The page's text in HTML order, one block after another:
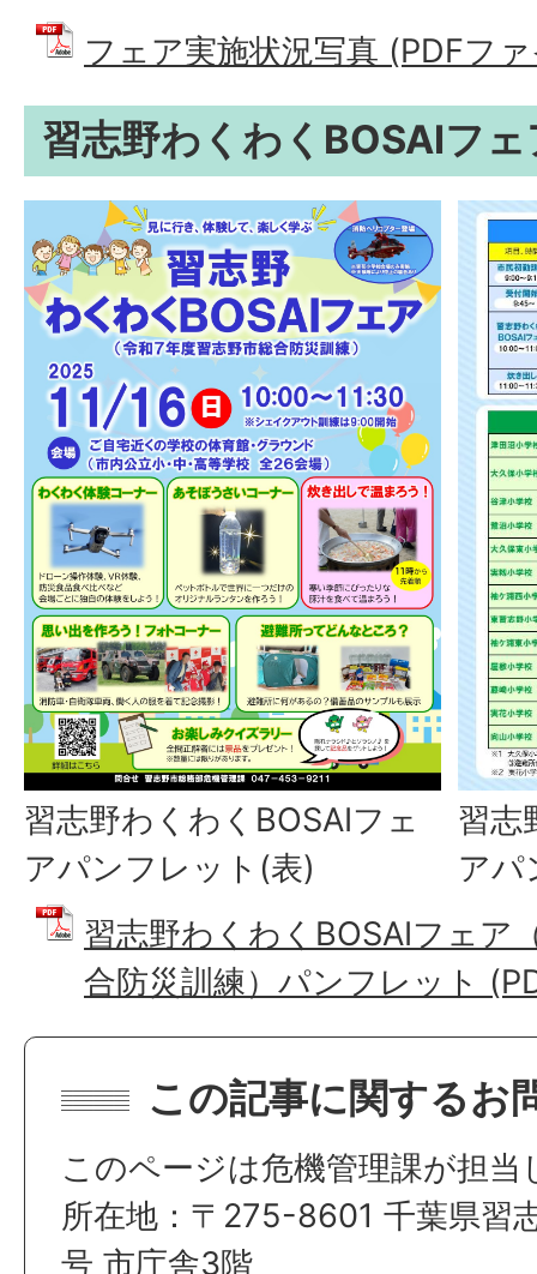
フェア実施状況写真 (PDFフ
習志野わくわくBOSAIフ
習志野わくわくBOSAIフェ
アパンフレット(表)
習志
アパ
習志野わくわくBOSAIフェア
合防災訓練）パンフレット
この記事に関するお
このページは危機管理課が担当
所在地：〒275-8601 千葉県習
号 市庁舎3階